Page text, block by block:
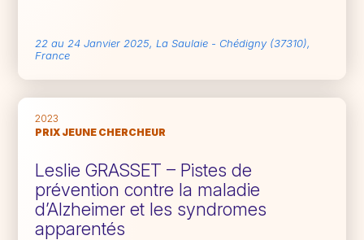
22 au 24 Janvier 2025, La Saulaie - Chédigny (37310),
France
2023
PRIX JEUNE CHERCHEUR
Leslie GRASSET – Pistes de
prévention contre la maladie
d’Alzheimer et les syndromes
apparentés